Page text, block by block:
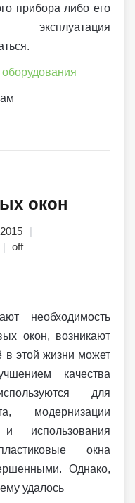
прибора либо его
окон
off
необходимость
окон, возникают
в этой жизни может
качества
для
модернизации
и использования
окна
Однако,
удалось